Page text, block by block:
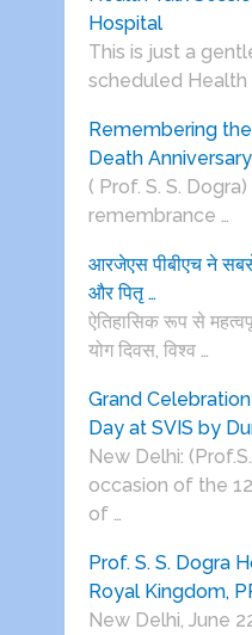
Hospital
This is just a
scheduled Health
Remembering
Death Anniversary
( Prof. S. S.
remembrance …
आरजेएस पीबीएच ने
और पितृ …
ऐतिहासिक रूप से
योग दिवस, विश्व …
Grand
Day at SVIS by
New Delhi:
occasion of the
of …
Prof. S. S. Dogra
Royal Kingdom,
New Delhi, June